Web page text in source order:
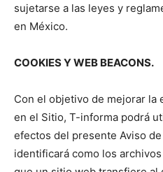
sujetarse a las leyes y
en México.
COOKIES Y WEB BEACONS.
Con el objetivo de mejorar la
en el Sitio, T-informa podrá
efectos del presente Aviso
identificará como los